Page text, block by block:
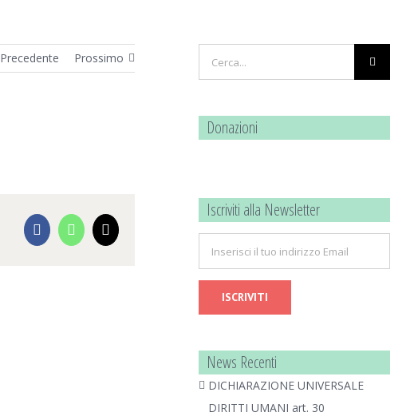
Precedente Prossimo
FacebookWhatsApp
Email
per:
Donazioni
Iscriviti alla Newsletter
News Recenti
DICHIARAZIONE UNIVERSALE
DIRITTI UMANI art. 30